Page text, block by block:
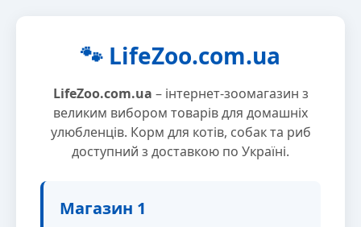
🐾 LifeZoo.com.ua
LifeZoo.com.ua – інтернет-зоомагазин з
великим вибором товарів для домашніх
улюбленців. Корм для котів, собак та риб
доступний з доставкою по Україні.
Магазин 1